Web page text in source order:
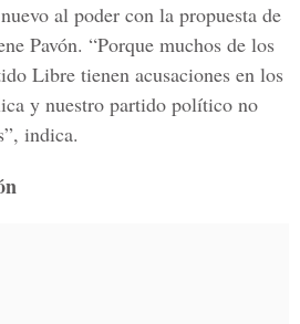
al poder con la propuesta de
Pavón. “Porque muchos de los
Libre tienen acusaciones en los
y nuestro partido político no
indica.